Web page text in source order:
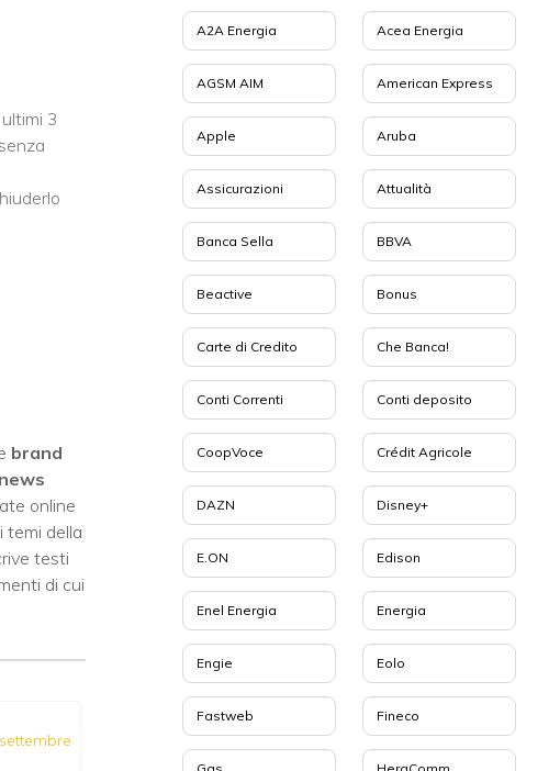
3
brand
news
online
temi della
testi
di cui
A2A Energia Acea Energia
AGSM AIM American Express
Apple Aruba
Assicurazioni Attualità
Banca Sella BBVA
Beactive Bonus
Carte di Credito Che Banca!
Conti Correnti Conti deposito
CoopVoce Crédit Agricole
DAZN Disney+
E.ON Edison
Enel Energia Energia
Engie Eolo
Fastweb Fineco